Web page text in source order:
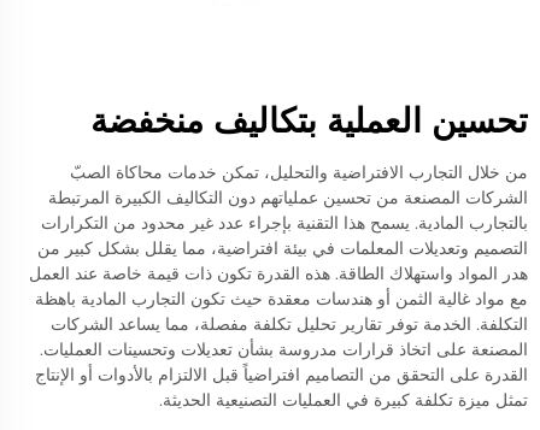
تحسين العملية بتكاليف منخفضة
من خلال التجارب الافتراضية والتحليل، تمكن خدمات محاكاة الصبّ
الشركات المصنعة من تحسين عملياتهم دون التكاليف الكبيرة المرتبطة
بالتجارب المادية. يسمح هذا التقنية بإجراء عدد غير محدود من التكرارات
التصميم وتعديلات المعلمات في بيئة افتراضية، مما يقلل بشكل كبير من
هدر المواد واستهلاك الطاقة. هذه القدرة تكون ذات قيمة خاصة عند العمل
مع مواد غالية الثمن أو هندسات معقدة حيث تكون التجارب المادية باهظة
التكلفة. الخدمة توفر تقارير تحليل تكلفة مفصلة، مما يساعد الشركات
المصنعة على اتخاذ قرارات مدروسة بشأن تعديلات وتحسينات العمليات.
القدرة على التحقق من التصاميم افتراضياً قبل الالتزام بالأدوات أو الإنتاج
تمثل ميزة تكلفة كبيرة في العمليات التصنيعية الحديثة.